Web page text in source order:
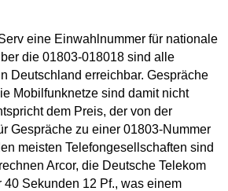
eine Einwahlnummer für nationale
die 01803-018018 sind alle
Deutschland erreichbar. Gespräche
Mobilfunknetze sind damit nicht
dem Preis, der von der
Gespräche zu einer 01803-Nummer
meisten Telefongesellschaften sind
Arcor, die Deutsche Telekom
40 Sekunden 12 Pf., was einem